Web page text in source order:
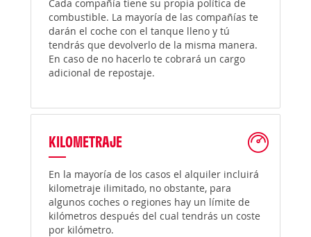
Cada compañía tiene su propia política de
combustible. La mayoría de las compañías te
darán el coche con el tanque lleno y tú
tendrás que devolverlo de la misma manera.
En caso de no hacerlo te cobrará un cargo
adicional de repostaje.
KILOMETRAJE
En la mayoría de los casos el alquiler incluirá
kilometraje ilimitado, no obstante, para
algunos coches o regiones hay un límite de
kilómetros después del cual tendrás un coste
por kilómetro.